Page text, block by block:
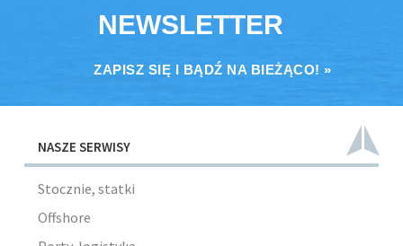
NEWSLETTER
ZAPISZ SIĘ I BĄDŹ NA BIEŻĄCO! »
NASZE SERWISY
Stocznie, statki
Offshore